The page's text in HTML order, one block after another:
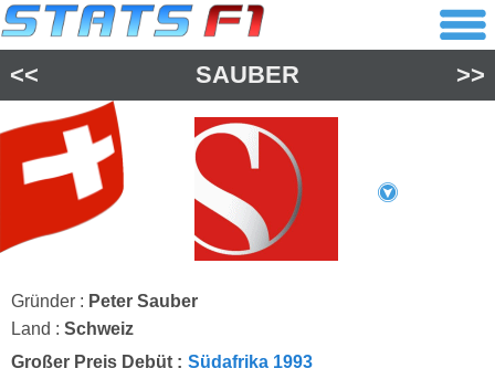
<< SAUBER >>
Gründer : Peter Sauber
Land : Schweiz
Großer Preis Debüt : Südafrika 1993